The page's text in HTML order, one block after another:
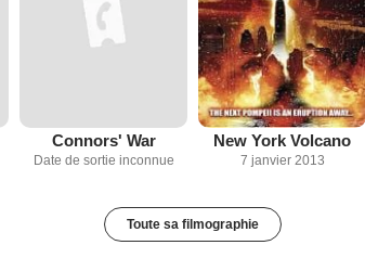
Connors' War
Date de sortie inconnue
New York Volcano
7 janvier 2013
Toute sa filmographie